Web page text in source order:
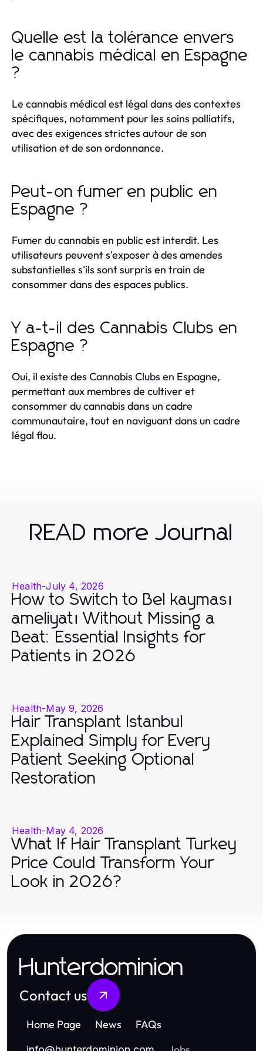
Quelle est la tolérance envers
le cannabis médical en Espagne
?
Le cannabis médical est légal dans des contextes
spécifiques, notamment pour les soins palliatifs,
avec des exigences strictes autour de son
utilisation et de son ordonnance.
Peut-on fumer en public en
Espagne ?
Fumer du cannabis en public est interdit. Les
utilisateurs peuvent s'exposer à des amendes
substantielles s'ils sont surpris en train de
consommer dans des espaces publics.
Y a-t-il des Cannabis Clubs en
Espagne ?
Oui, il existe des Cannabis Clubs en Espagne,
permettant aux membres de cultiver et
consommer du cannabis dans un cadre
communautaire, tout en naviguant dans un cadre
légal flou.
READ more Journal
Health-July 4, 2026
How to Switch to Bel kayması
ameliyatı Without Missing a
Beat: Essential Insights for
Patients in 2026
Health-May 9, 2026
Hair Transplant Istanbul
Explained Simply for Every
Patient Seeking Optional
Restoration
Health-May 4, 2026
What If Hair Transplant Turkey
Price Could Transform Your
Look in 2026?
Hunterdominion
Contact us
Home Page News FAQs